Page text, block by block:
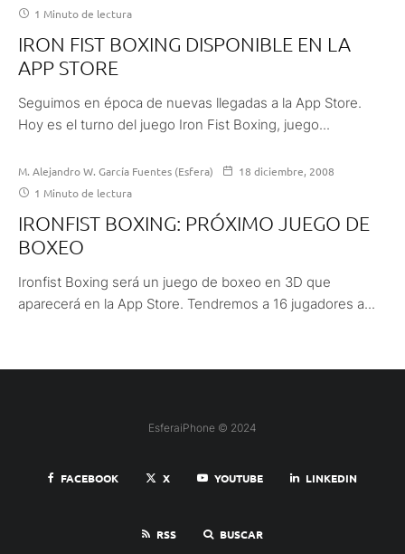
1 Minuto de lectura
IRON FIST BOXING DISPONIBLE EN LA
APP STORE
Seguimos en época de nuevas llegadas a la App Store.
Hoy es el turno del juego Iron Fist Boxing, juego...
M. Alejandro W. García Fuentes (Esfera)
18 diciembre, 2008
1 Minuto de lectura
IRONFIST BOXING: PRÓXIMO JUEGO DE
BOXEO
Ironfist Boxing será un juego de boxeo en 3D que
aparecerá en la App Store. Tendremos a 16 jugadores a...
EsferaiPhone © 2024
FACEBOOK X YOUTUBE LINKEDIN
RSS BUSCAR